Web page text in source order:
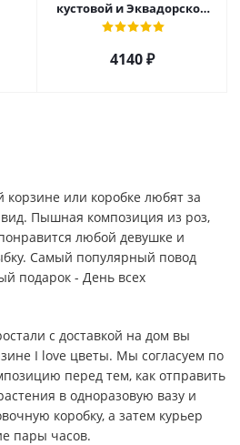
кустовой и Эквадорской
розы, орхидеи и гербер
4140 ₽
корзине или коробке любят за
Пышная композиция из роз,
любой девушке и
Самый популярный повод
подарок - День всех
с доставкой на дом вы
I love цветы. Мы согласуем по
перед тем, как отправить
в одноразовую вазу и
коробку, а затем курьер
пары часов.